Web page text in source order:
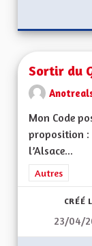
Sortir du
Mon Code
proposition :
l’Alsace...
Filtrer les
Autres
CRÉÉ
23/04/